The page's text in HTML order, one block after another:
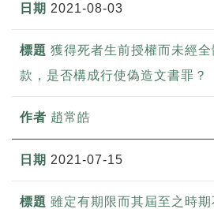
2021-08-03
獲得死者生前授權而未經
款，是否構成行使偽造文書罪？
趙常皓
2021-07-15
雖定有期限而其屆至之時